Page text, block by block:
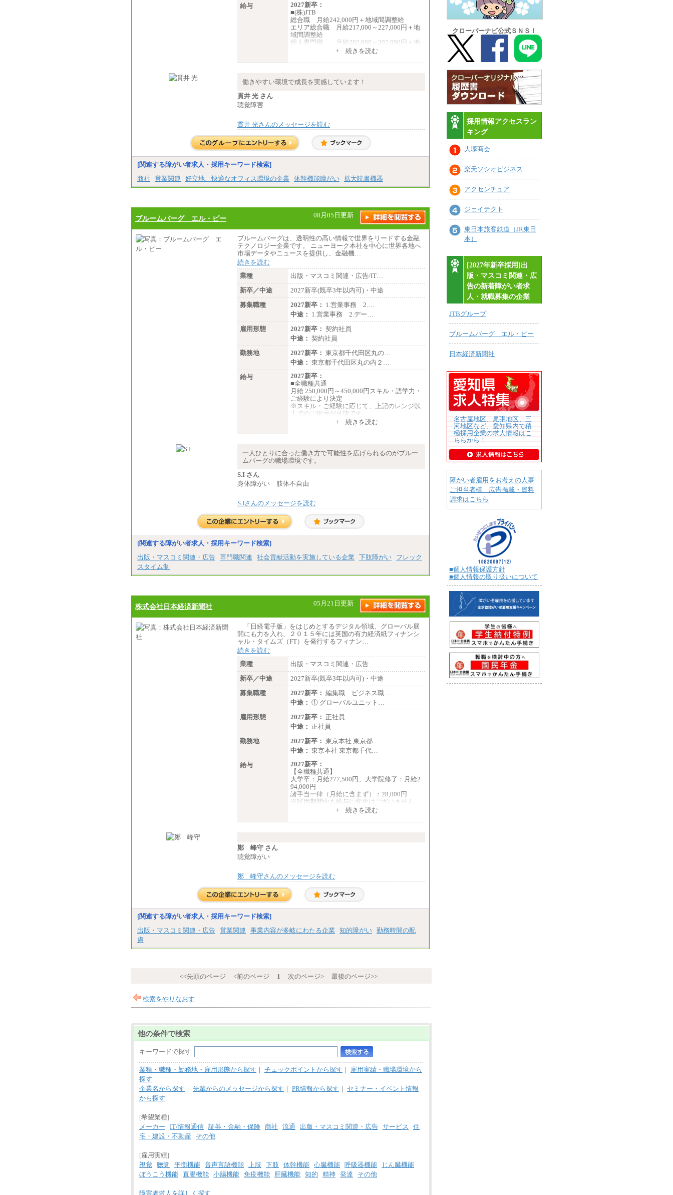
給与
2027新卒：
■(株)JTB
総合職 月給242,000円＋地域間調整給
エリア総合職 月給217,000～227,000円＋地
域間調整給
個人専門職 月給202,000～202,000円＋地
※詳細はJTBキャリアサイトよりご確認くだ
さい。
■(株)JTB商事
総合職 月給208,000～235,000円
■(株)JTBパブリッシング ※2027年新卒募集
終了
総合職 月給271,000円
整給
エリア総合職 月給206,000円～214,000＋地
さい。
■(株)JTBコミュニケーションデザイン
総合職 月給230,000円
みなし残業手当：20,000円（一律支給）※
みなし残業手当の残業時間は10.43時間。
※超過勤務手当：みなし残業時間を超える
エリアサポート職 月給188,000円
※超過勤務手当：残業時間については全額
時間外手当を支給。
■（株）JTBグローバルマーケティング＆トラ
ベル
総合職 月給242,000円＋地域間調整給
訪日事業職 月給202,000～227,000円＋地域
間調整給
※詳細はJTBキャリアサイトよりご確認くだ
さい。
■(株)JTBビジネストランスフォーム
総合職 月給205,000～225,000円＋地域間調
整給
エリア総合職 月給185,000円＋地域間調整
給
※詳細はJTBキャリアサイトよりご確認くだ
さい。
■(株)JTBデータサービス ※2027年新卒募集
終了
さい。
※詳細はJTBキャリアサイトよりご確認くだ
＜有期社員コース＞
■(株)JTBビジネストランスフォーム
有期契約職 月給185,000～195,000円
さい。
■(株)JTBパブリッシング ※2027年新卒募集
終了
中途：
③月給172,500円以上
④月給23万円～37万円
⑦月給271,000円以上
⑧～⑮月給200,000円〜月給400,000円
⑯月給185,000円以上
⑱月給212,000円以上
⑲東京：月給202,000 円以上 、京都：月給19
3,000 円以上
⑳月給205,000円以上
㉑月給185,000 円以上
㉒月給185,000 円以上
㉓月給224,500円以上
※全コース共通※ 能力・経験・勤務地など
により異なります
※試用期間中も給与に変更はございません。
+ 続きを読む
働きやすい環境で成長を実感しています！
貫井 光 さん
聴覚障害
貫井 光さんのメッセージを読む
[関連する障がい者求人・採用キーワード検索]
商社
営業関連 好立地、快適なオフィス環境の企業 体幹機能障がい 拡大読書機器
ブルームバーグ エル・ピー 08月05日更新
ブルームバーグは、透明性の高い情報で世界をリードする金融
テクノロジー企業です。 ニューヨーク本社を中心に世界各地へ
市場データやニュースを提供し、金融機…
続きを読む
業種
出版・マスコミ関連・広告/IT…
新卒／中途
2027新卒(既卒3年以内可)・中途
募集職種
2027新卒： 1.営業事務 2.…
中途： 1.営業事務 2.デー…
雇用形態
2027新卒： 契約社員
中途： 契約社員
勤務地
2027新卒： 東京都千代田区丸の…
中途： 東京都千代田区丸の内２…
給与
2027新卒：
■全職種共通
月給 250,000円～450,000円スキル・語学力・
ご経験により決定
※スキル・ご経験に応じて、上記のレンジ以
上でのご提示が可能です
※短時間勤務制度(週３０時間）を利用しない
場合の月給となります
中途：
月給 250,000円～450,000円スキル・語学力・
ご経験により決定
※スキル・ご経験に応じて、上記のレンジ以
※短時間勤務制度(週３０時間）を利用しない
場合の月給となります
+ 続きを読む
一人ひとりに合った働き方で可能性を広げられるのがブルー
ムバーグの職場環境です。
S.I さん
身体障がい 肢体不自由
S.Iさんのメッセージを読む
[関連する障がい者求人・採用キーワード検索]
出版・マスコミ関連・広告 専門職関連 社会貢献活動を実施している企業 下肢障がい
フレック
スタイム制
株式会社日本経済新聞社 05月21日更新
「日経電子版」をはじめとするデジタル領域、グローバル展
開にも力を入れ、２０１５年には英国の有力経済紙フィナンシ
ャル・タイムズ（FT）を発行するフィナン…
続きを読む
業種
出版・マスコミ関連・広告
新卒／中途
2027新卒(既卒3年以内可)・中途
募集職種
2027新卒： 編集職 ビジネス職…
中途： ① グローバルユニット…
雇用形態
2027新卒： 正社員
中途： 正社員
勤務地
2027新卒： 東京本社 東京都…
中途： 東京本社 東京都千代…
給与
2027新卒：
【全職種共通】
大学卒：月給277,500円、大学院修了：月給2
94,000円
諸手当一律（月給に含まず）：28,000円
※試用期間中も給与に変更はございません
月給370,000円～
+ 続きを読む
鄭 峰守 さん
聴覚障がい
鄭 峰守さんのメッセージを読む
[関連する障がい者求人・採用キーワード検索]
出版・マスコミ関連・広告 営業関連 事業内容が多岐にわたる企業 知的障がい 勤務時間の配
慮
<<先頭のページ <前のページ 1 次のページ> 最後のページ>>
検索をやりなおす
他の条件で検索
キーワードで探す
業種・職種・勤務地・雇用形態から探す ｜ チェックポイントから探す ｜ 雇用実績・職場環境から
探す
企業名から探す ｜ 先輩からのメッセージから探す ｜ PR情報から探す ｜ セミナー・イベント情報
から探す
[希望業種]
メーカー
IT/情報通信 証券・金融・保険 商社 流通 出版・マスコミ関連・広告 サービス
住
宅・建設・不動産
その他
[雇用実績]
視覚
聴覚 平衡機能 音声言語機能 上肢 下肢 体幹機能 心臓機能 呼吸器機能
じん臓機能
ぼうこう機能 直腸機能 小腸機能 免疫機能 肝臓機能 知的 精神 発達 その他
障害者求人を詳しく探す
クローバーナビ公式ＳＮＳ！
採用情報アクセスラン
キング
大塚商会
楽天ソシオビジネス
アクセンチュア
ジェイテクト
東日本旅客鉄道（JR東日
本）
[2027年新卒採用]出
版・マスコミ関連・広
告の新着障がい者求
人・就職募集の企業
JTBグループ
ブルームバーグ エル・ピー
日本経済新聞社
名古屋地区、尾張地区、三
河地区など、愛知県内で積
極採用企業の求人情報はこ
ちらから！
障がい者雇用をお考えの人事
ご担当者様 広告掲載・資料
請求はこちら
■個人情報保護方針
■個人情報の取り扱いについて